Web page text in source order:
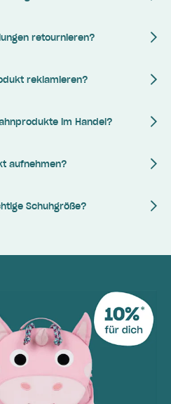
retournieren?
reklamieren?
im Handel?
aufnehmen?
Schuhgröße?